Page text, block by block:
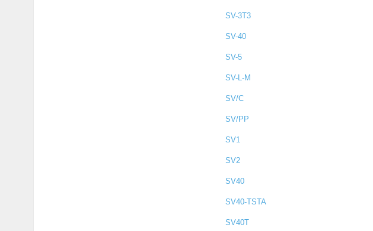
SV-3T3
SV-40
SV-5
SV-L-M
SV/C
SV/PP
SV1
SV2
SV40
SV40-TSTA
SV40T